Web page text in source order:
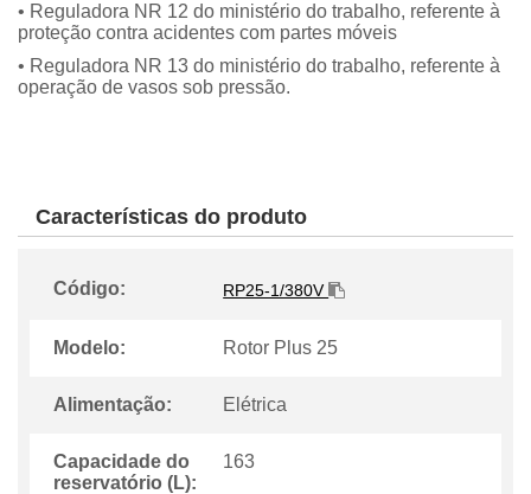
• Reguladora NR 12 do ministério do trabalho, referente à
proteção contra acidentes com partes móveis
• Reguladora NR 13 do ministério do trabalho, referente à
operação de vasos sob pressão.
Características do produto
Código: RP25-1/380V
Modelo: Rotor Plus 25
Alimentação: Elétrica
Capacidade do
reservatório (L):
163